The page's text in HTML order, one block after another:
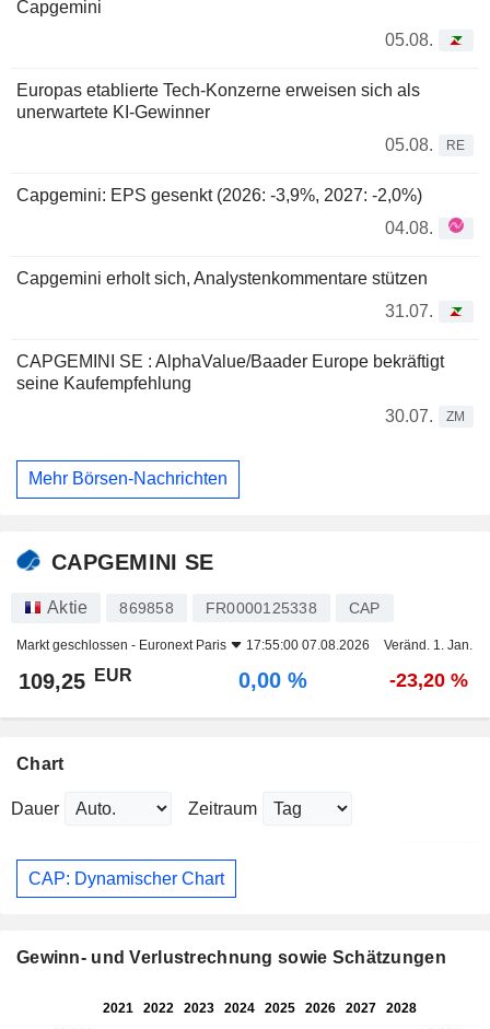
Capgemini
05.08.
Europas etablierte Tech-Konzerne erweisen sich als
unerwartete KI-Gewinner
05.08.
RE
Capgemini: EPS gesenkt (2026: -3,9%, 2027: -2,0%)
04.08.
Capgemini erholt sich, Analystenkommentare stützen
31.07.
CAPGEMINI SE : AlphaValue/Baader Europe bekräftigt
seine Kaufempfehlung
30.07.
ZM
Mehr Börsen-Nachrichten
CAPGEMINI SE
Aktie 869858 FR0000125338 CAP
Markt geschlossen - Euronext Paris 17:55:00 07.08.2026 Veränd. 1. Jan.
109,25 EUR 0,00 % -23,20 %
Chart
Dauer Zeitraum
CAP: Dynamischer Chart
Gewinn- und Verlustrechnung sowie Schätzungen